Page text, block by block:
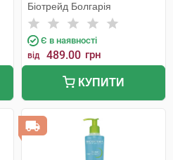
Біотрейд Болгарія
Є в наявності
від 489.00 грн
КУПИТИ